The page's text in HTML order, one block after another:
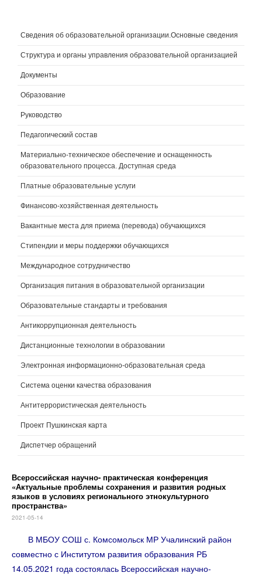
Сведения об образовательной организации.Основные сведения
Структура и органы управления образовательной организацией
Документы
Образование
Руководство
Педагогический состав
Материально-техническое обеспечение и оснащенность
образовательного процесса. Доступная среда
Платные образовательные услуги
Финансово-хозяйственная деятельность
Вакантные места для приема (перевода) обучающихся
Стипендии и меры поддержки обучающихся
Международное сотрудничество
Организация питания в образовательной организации
Образовательные стандарты и требования
Антикоррупционная деятельность
Дистанционные технологии в образовании
Электронная информационно-образовательная среда
Система оценки качества образования
Антитеррористическая деятельность
Проект Пушкинская карта
Диспетчер обращений
Всероссийская научно- практическая конференция
«Актуальные проблемы сохранения и развития родных
языков в условиях регионального этнокультурного
пространства»
2021-05-14
В МБОУ СОШ с. Комсомольск МР Учалинский район
совместно с Институтом развития образования РБ
14.05.2021 года состоялась Всероссийская научно-